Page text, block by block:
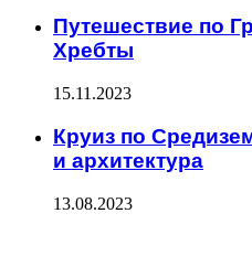
Путешествие по
Хребты
15.11.2023
Круиз по
и архитектура
13.08.2023